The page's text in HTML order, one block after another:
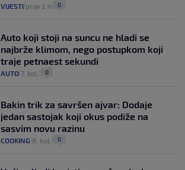
VIJESTI prije 2 h 0
Auto koji stoji na suncu ne hladi se
najbrže klimom, nego postupkom koji
traje petnaest sekundi
AUTO 7. kol. 0
Bakin trik za savršen ajvar: Dodaje
jedan sastojak koji okus podiže na
sasvim novu razinu
COOKING 8. kol. 0